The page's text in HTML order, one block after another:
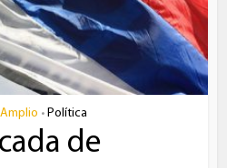
• Política
de